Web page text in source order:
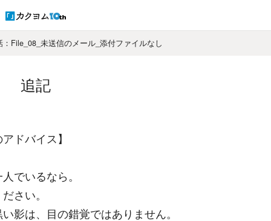
：File_08_未送信のメール_添付ファイルなし
追記
ドバイス】
でいるなら。
さい。
影は、目の錯覚ではありません。